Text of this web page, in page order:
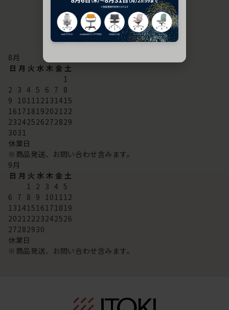
配送・お問い合わせ営業日
8月
日 月 火 水 木 金 土
1
2 3 4 5 6 7 8
9 101112131415
16171819202122
23242526272829
3031
休業日
※商品発送、お問い合わせ含みます。
9月
日 月 火 水 木 金 土
1 2 3 4 5
6 7 8 9 101112
13141516171819
20212223242526
27282930
休業日
※商品発送、お問い合わせ含みます。